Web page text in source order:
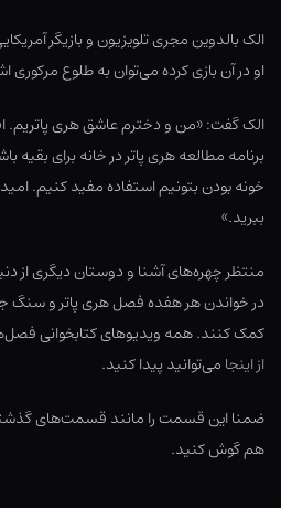
الک بالدوین مجری تلویزیون و بازیگر
او در آن بازی کرده می‌توان به طلوع مرکوری
الک گفت: «من و دخترم عاشق هری پاتریم.
برنامه مطالعه هری پاتر در خانه برای بقیه
خونه بودن بتونیم استفاده مفید کنیم.
ببرید.»
منتظر چهره‌های آشنا و دوستان دیگری از
در خواندن هر هفده فصل هری پاتر و سنگ
کمک کنند. همه ویدیوهای کتابخوانی
از اینجا می‌توانید پیدا کنید.
ضمنا این قسمت را مانند قسمت‌های
هم گوش کنید.